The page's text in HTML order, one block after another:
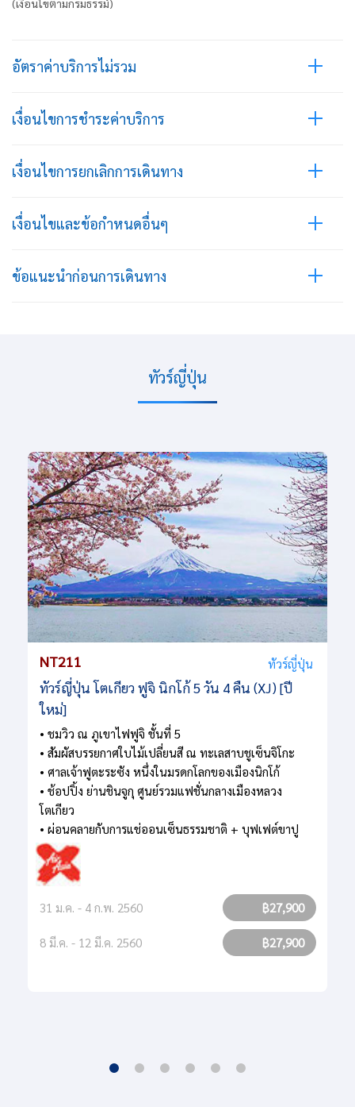
(เงื่อนไขตามกรมธรรม์)
อัตราค่าบริการไม่รวม
เงื่อนไขการชำระค่าบริการ
เงื่อนไขการยกเลิกการเดินทาง
เงื่อนไขและข้อกำหนดอื่นๆ
ข้อแนะนำก่อนการเดินทาง
ทัวร์ญี่ปุ่น
NT211 ทัวร์ญี่ปุ่น
ทัวร์ญี่ปุ่น โตเกียว ฟูจิ นิกโก้ 5 วัน 4 คืน (XJ) [ปี
ใหม่]
• ชมวิว ณ ภูเขาไฟฟูจิ ชั้นที่ 5
• สัมผัสบรรยกาศใบไม้เปลี่ยนสี ณ ทะเลสาบชูเซ็นจิโกะ
• ศาลเจ้าฟูตะระซัง หนึ่งในมรดกโลกของเมืองนิกโก้
• ช้อปปิ้ง ย่านชินจูกุ ศูนย์รวมแฟชั่นกลางเมืองหลวง
โตเกียว
• ผ่อนคลายกับการแช่ออนเซ็นธรรมชาติ + บุฟเฟต์ขาปู
31 ม.ค. - 4 ก.พ. 2560 ฿27,900
8 มี.ค. - 12 มี.ค. 2560 ฿27,900